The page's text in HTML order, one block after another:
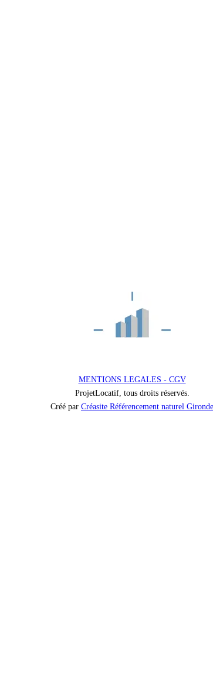
MENTIONS LEGALES - CGV
ProjetLocatif, tous droits réservés.
Créé par Créasite Référencement naturel Gironde